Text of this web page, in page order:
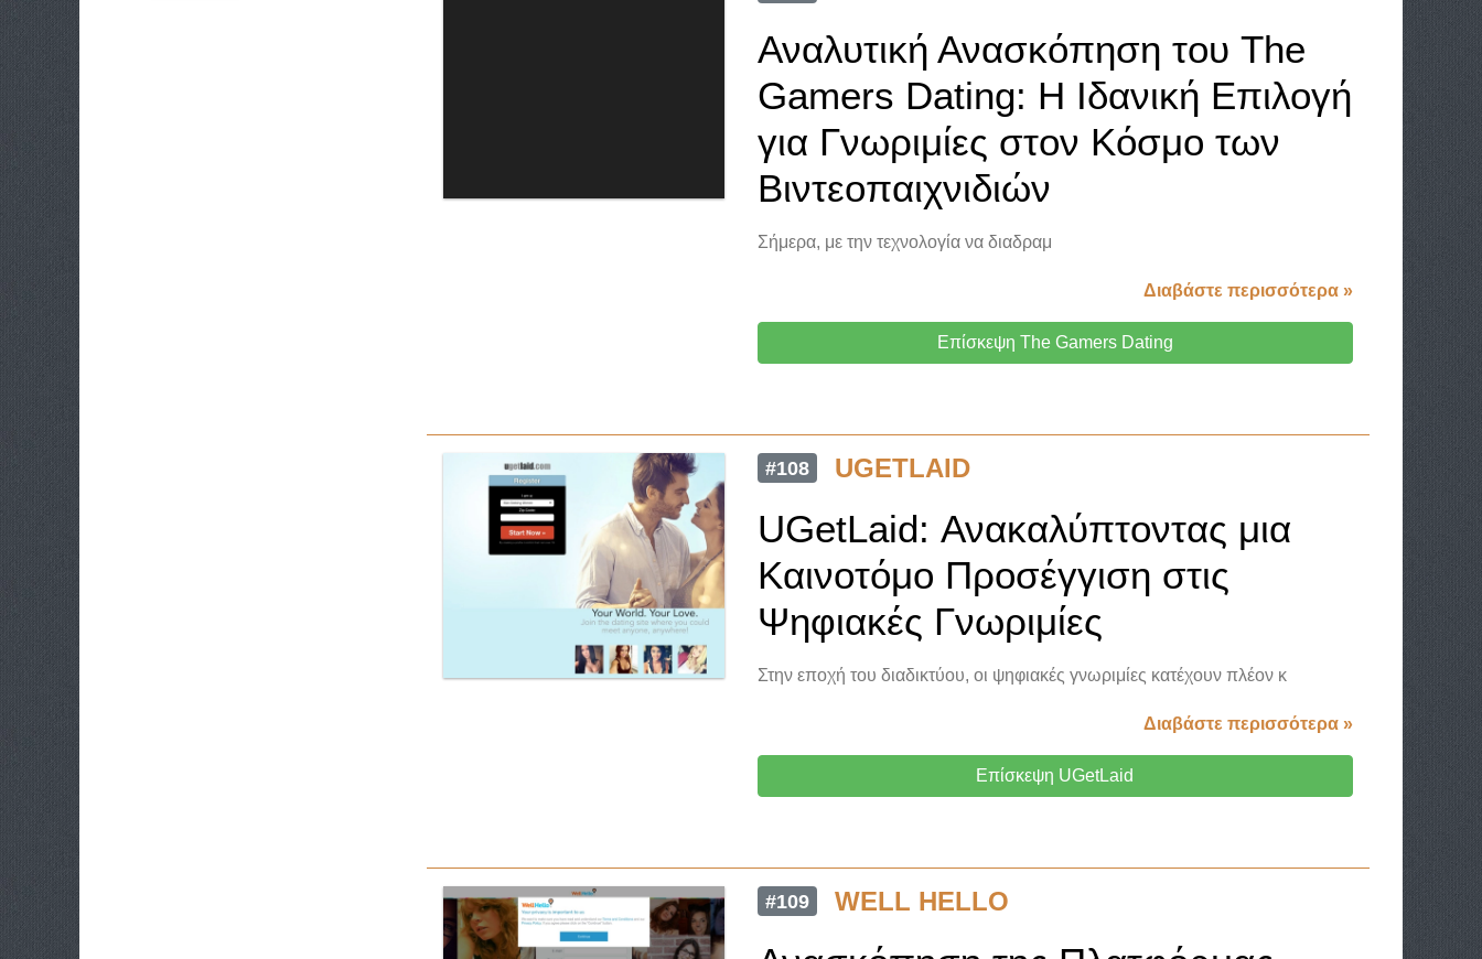
Αναλυτική Ανασκόπηση του The
Gamers Dating: Η Ιδανική Επιλογή
για Γνωριμίες στον Κόσμο των
Βιντεοπαιχνιδιών
Σήμερα, με την τεχνολογία να διαδραμ
Διαβάστε περισσότερα »
Επίσκεψη The Gamers Dating
#108 UGETLAID
UGetLaid: Ανακαλύπτοντας μια
Καινοτόμο Προσέγγιση στις
Ψηφιακές Γνωριμίες
Στην εποχή του διαδικτύου, οι ψηφιακές γνωριμίες κατέχουν πλέον κ
Διαβάστε περισσότερα »
Επίσκεψη UGetLaid
#109 WELL HELLO